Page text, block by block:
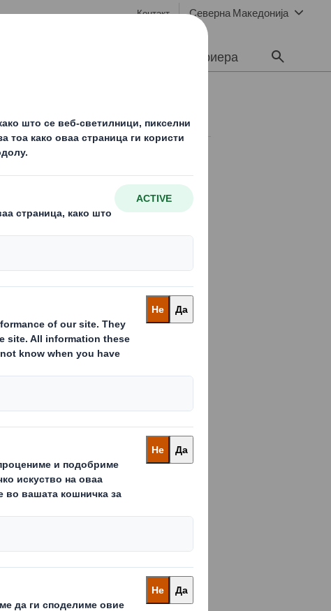
Контакт Северна Македонија
Кариера
акционери
2017.PDF